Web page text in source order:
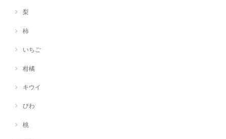
梨
柿
いちご
柑橘
キウイ
びわ
桃